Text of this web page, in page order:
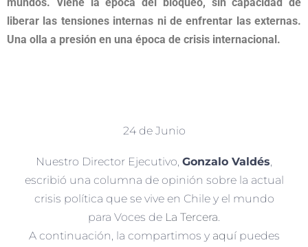
liberar las tensiones internas ni de enfrentar las externas.
Una olla a presión en una época de crisis internacional.
24 de Junio
Nuestro Director Ejecutivo, Gonzalo Valdés,
escribió una columna de opinión sobre la actual
crisis política que se vive en Chile y el mundo
para Voces de La Tercera.
A continuación, la compartimos y aquípuedes